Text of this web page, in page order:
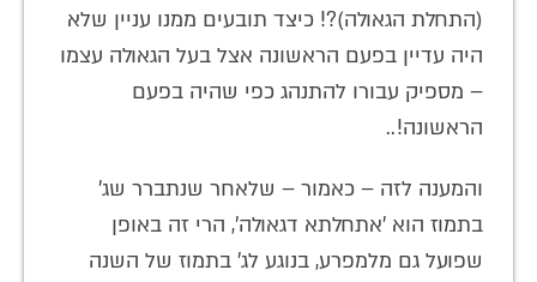
(התחלת הגאולה)?! כיצד תובעים ממנו עניין שלא
היה עדיין בפעם הראשונה אצל בעל הגאולה עצמו
– מספיק עבורו להתנהג כפי שהיה בפעם
הראשונה!..
והמענה לזה – כאמור – שלאחר שנתברר שג'
בתמוז הוא 'אתחלתא דגאולה', הרי זה באופן
שפועל גם מלמפרע, בנוגע לג' בתמוז של השנה